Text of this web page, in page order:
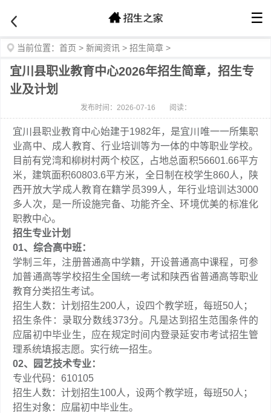
☰
当前位置： 首页 > 新闻资讯 > 招生简章 >
宜川县职业教育中心2026年招生简章，招生专
业及计划
发布时间：2026-07-16 阅读：
宜川县职业教育中心始建于1982年，是宜川唯一一所集职
业高中、成人教育、行业培训等为一体的中等职业学校。
目前有党湾和柳树村两个校区，占地总面积56601.66平方
米，建筑面积60803.6平方米，全日制在校学生860人，陕
西开放大学成人教育在籍学员399人，年行业培训达3000
多人次，是一所设施完备、功能齐全、环境优美的标准化
职教中心。
招生专业计划
01、 综合高中班：
学制三年，注册普通高中学籍，开设普通高中课程，可参
加普通高等学校招生全国统一考试和陕西省普通高等职业
教育分类招生考试。
招生人数：计划招生200人，设四个教学班，每班50人；
招生条件：录取分数线373分。凡是达到招生范围条件的
应届初中毕业生，应在规定时间内登录延安市考试招生管
理系统填报志愿。实行统一招生。
02、
园艺技术专业：
专业代码：610105
招生人数：计划招生100人，设两个教学班，每班50人；
招生对象：应届初中毕业生。